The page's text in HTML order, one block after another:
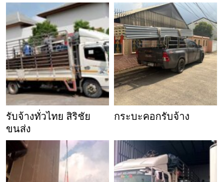
รับจ้างทั่วไทย สิริชัย
ขนส่ง
กระบะคอกรับจ้าง